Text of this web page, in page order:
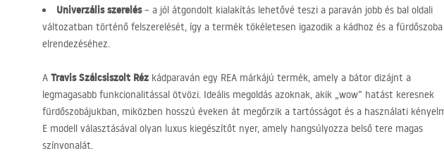
Univerzális szerelés– a jól átgondolt kialakítás lehetővé teszi a paraván jobb és bal oldali
változatban történő felszerelését, így a termék tökéletesen igazodik a kádhoz és a fürdőszoba
elrendezéséhez.
A Travis Szálcsiszolt Réz kádparaván egy REA márkájú termék, amely a bátor dizájnt a
legmagasabb funkcionalitással ötvözi. Ideális megoldás azoknak, akik „wow” hatást keresnek
fürdőszobájukban, miközben hosszú éveken át megőrzik a tartósságot és a használati
E modell választásával olyan luxus kiegészítőt nyer, amely hangsúlyozza belső tere magas
színvonalát.